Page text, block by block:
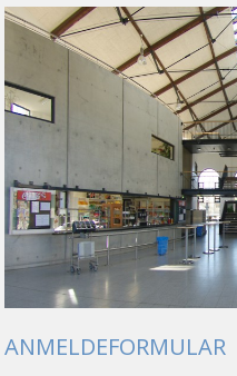
ANMELDEFORMULAR